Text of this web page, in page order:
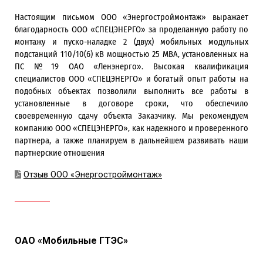
Настоящим письмом ООО «Энергостроймонтаж» выражает
благодарность ООО «СПЕЦЭНЕРГО» за проделанную работу по
монтажу и пуско-наладке 2 (двух) мобильных модульных
подстанций 110/10(6) кВ мощностью 25 МВА, установленных на
ПС №19 ОАО «Ленэнерго». Высокая квалификация
специалистов ООО «СПЕЦЭНЕРГО» и богатый опыт работы на
подобных объектах позволили выполнить все работы в
установленные в договоре сроки, что обеспечило
своевременную сдачу объекта Заказчику. Мы рекомендуем
компанию ООО «СПЕЦЭНЕРГО», как надежного и проверенного
партнера, а также планируем в дальнейшем развивать наши
партнерские отношения
Отзыв ООО «Энергостроймонтаж»
ОАО «Мобильные ГТЭС»